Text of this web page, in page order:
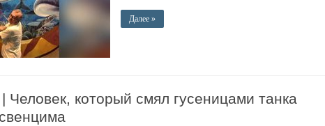
Далее »
который смял гусеницами танка